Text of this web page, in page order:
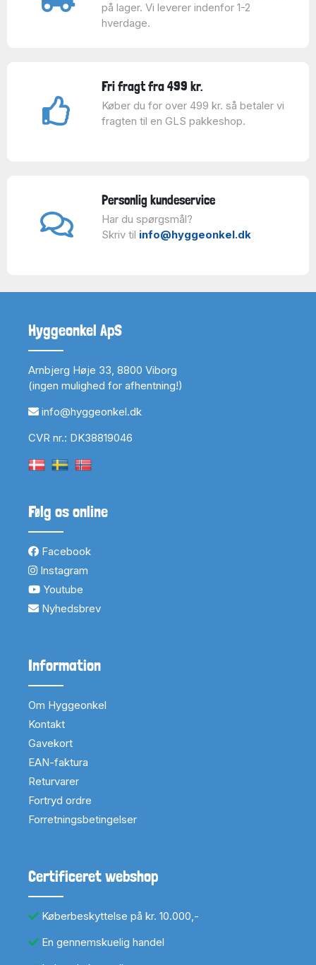
på lager. Vi leverer indenfor 1-2
hverdage.
Fri fragt fra 499 kr.
Køber du for over 499 kr. så betaler vi
fragten til en GLS pakkeshop.
Personlig kundeservice
Har du spørgsmål?
Skriv til info@hyggeonkel.dk
Hyggeonkel ApS
Arnbjerg Høje 33, 8800 Viborg
(ingen mulighed for afhentning!)
info@hyggeonkel.dk
CVR nr.: DK38819046
Følg os online
Facebook
Instagram
Youtube
Nyhedsbrev
Information
Om Hyggeonkel
Kontakt
Gavekort
EAN-faktura
Returvarer
Fortryd ordre
Forretningsbetingelser
Certificeret webshop
Køberbeskyttelse på kr. 10.000,-
En gennemskuelig handel